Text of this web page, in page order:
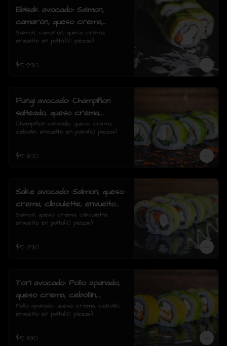
Ebisak avocado: Salmon,
camarón, queso crema,
envuelto en palta.
Salmon, camarón, queso crema,
envuelto en palta.(10 piezas)
$5.990
Fungi avocado: Champiñon
salteado, queso crema,
cebollin, envuelto en palta
Champiñon salteado, queso crema,
cebollin, envuelto en palta(10 piezas)
$5.300
Sake avocado: Salmon, queso
crema, ciboulette, envuelto
en palta
Salmon, queso crema, ciboulette,
envuelto en palta(10 piezas)
$5.790
Tori avocado: Pollo apanado,
queso crema, cebollin,
envuelto en palta
Pollo apanado, queso crema, cebollin,
envuelto en palta(10 piezas)
$5.390